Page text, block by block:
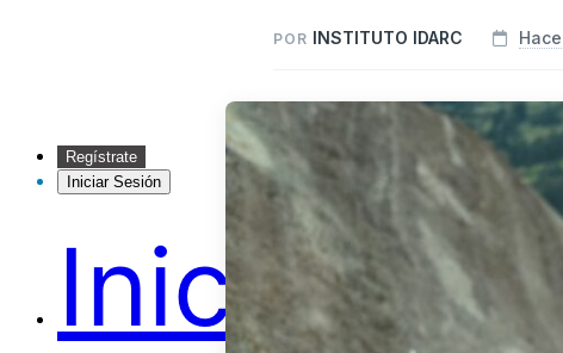
Regístrate
Iniciar Sesión
Inicio
POR INSTITUTO IDARC